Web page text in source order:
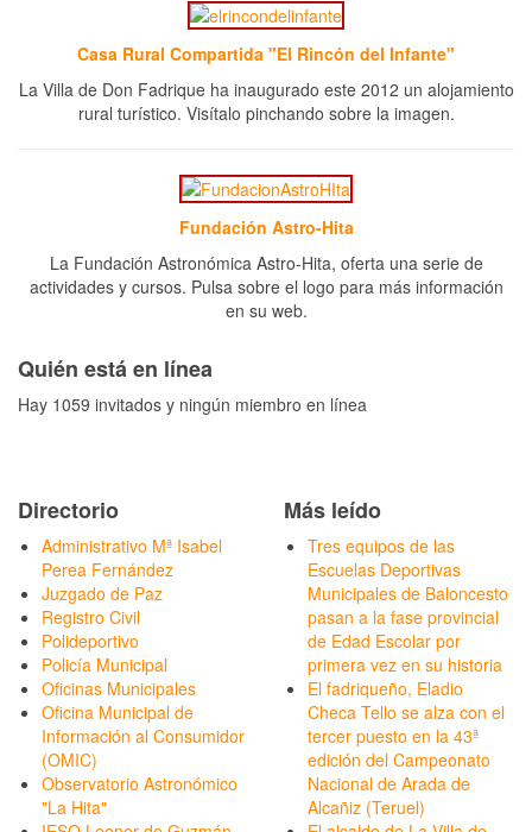
Casa Rural Compartida "El Rincón del Infante"
La Villa de Don Fadrique ha inaugurado este 2012 un alojamiento
rural turístico. Visítalo pinchando sobre la imagen.
Fundación Astro-Hita
La Fundación Astronómica Astro-Hita, oferta una serie de
actividades y cursos. Pulsa sobre el logo para más información
en su web.
Quién está en línea
Hay 1059 invitados y ningún miembro en línea
Directorio
Administrativo Mª Isabel
Perea Fernández
Juzgado de Paz
Registro Civil
Polideportivo
Policía Municipal
Oficinas Municipales
Oficina Municipal de
Información al Consumidor
(OMIC)
Observatorio Astronómico
"La Hita"
Más leído
Tres equipos de las
Escuelas Deportivas
Municipales de Baloncesto
pasan a la fase provincial
de Edad Escolar por
primera vez en su historia
El fadriqueño, Eladio
Checa Tello se alza con el
tercer puesto en la 43ª
edición del Campeonato
Nacional de Arada de
Alcañiz (Teruel)